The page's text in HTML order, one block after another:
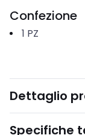
Confezione
1 PZ
Dettaglio
Specifiche